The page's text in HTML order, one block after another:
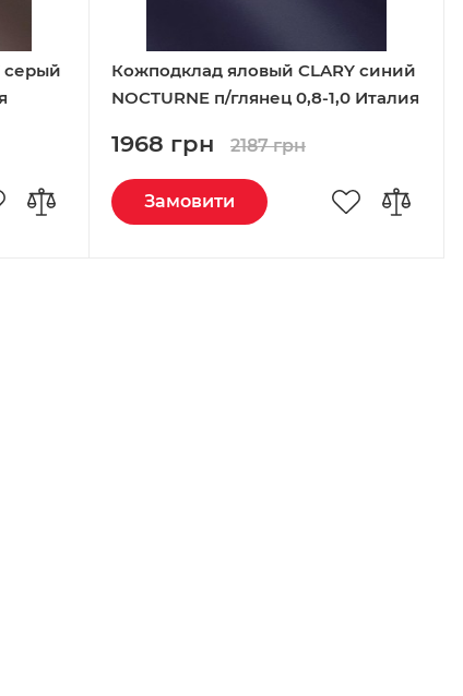
серый
Кожподклад яловый CLARY синий
NOCTURNE п/глянец 0,8-1,0 Италия
1968 грн 2187 грн
Замовити